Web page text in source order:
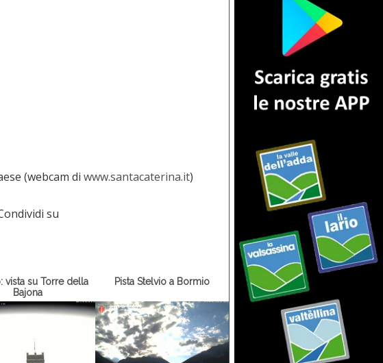
(webcam di www.santacaterina.it)
su
vista su Torre della
Bajona
Pista Stelvio a Bormio